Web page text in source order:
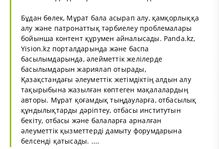
Бұдан бөлек, Мұрат бала асырап алу, қамқорлыққа
алу және патронаттық тәрбиелеу проблемалары
бойынша контент құрумен айналысады. Panda.kz,
Yision.kz порталдарында және баспа
басылымдарында, әлейметтік желілерде
басылымдарын жариялап отырады,
Қазақстандағы әлеуметтік жетімдіктің алдын алу
тақырыбына жазылған көптеген мақалалардың
авторы. Мұрат қоғамдық тыңдауларға, отбасылық
құндылықтарды дәріптеу, отбасы институтын
бекіту, отбасы және балаларға арналған
әлеуметтік қызметтерді дамыту форумдарына
белсенді қатысады. ....